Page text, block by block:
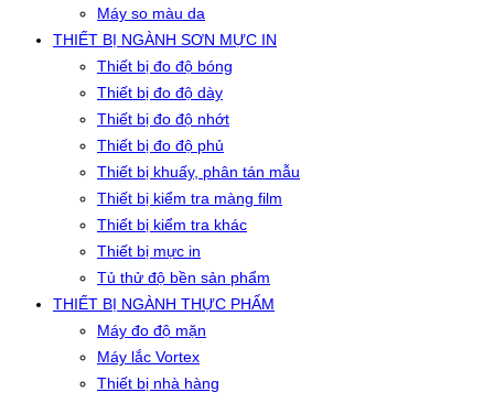
Máy so màu da
THIẾT BỊ NGÀNH SƠN MỰC IN
Thiết bị đo độ bóng
Thiết bị đo độ dày
Thiết bị đo độ nhớt
Thiết bị đo độ phủ
Thiết bị khuấy, phân tán mẫu
Thiết bị kiểm tra màng film
Thiết bị kiểm tra khác
Thiết bị mực in
Tủ thử độ bền sản phẩm
THIẾT BỊ NGÀNH THỰC PHẨM
Máy đo độ mặn
Máy lắc Vortex
Thiết bị nhà hàng